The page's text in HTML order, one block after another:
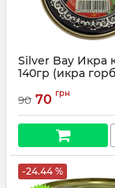
Silver Bay Икра
140гр (икра
90 70 грн
-24.44 %